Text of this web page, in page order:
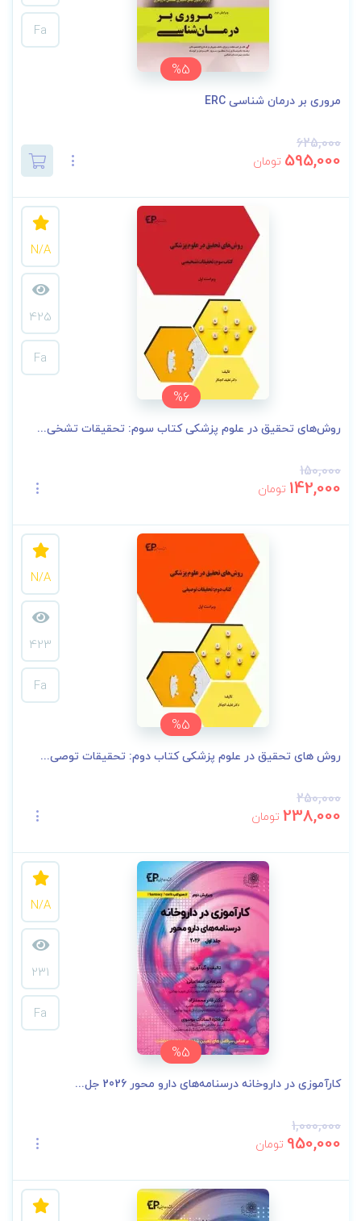
%5
Fa
مروری بر درمان شناسی ERC
625,000
595,000 تومان
%6
N/A
425
Fa
روش‌های تحقیق در علوم پزشکی کتاب سوم: تحقیقات تشخی...
150,000
142,000 تومان
%5
N/A
423
Fa
روش های تحقیق در علوم پزشکی کتاب دوم: تحقیقات توصی...
250,000
238,000 تومان
%5
N/A
231
Fa
کارآموزی در داروخانه درسنامه‌های دارو محور 2026 جل...
1,000,000
950,000 تومان